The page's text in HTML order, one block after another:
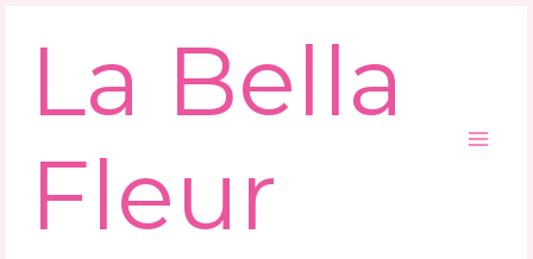
naar
inhoudLa Bella
Fleur